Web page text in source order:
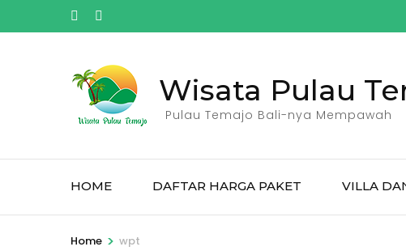
to
Wisata Pulau
Pulau Temajo Bali-nya Mempawah
HOME DAFTAR HARGA PAKET VILLA
Home > wpt